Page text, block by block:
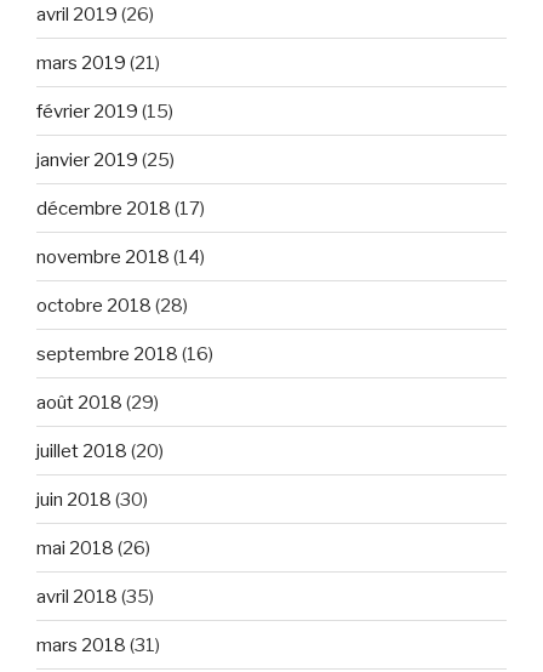
avril 2019 (26)
mars 2019 (21)
février 2019 (15)
janvier 2019 (25)
décembre 2018 (17)
novembre 2018 (14)
octobre 2018 (28)
septembre 2018 (16)
août 2018 (29)
juillet 2018 (20)
juin 2018 (30)
mai 2018 (26)
avril 2018 (35)
mars 2018 (31)